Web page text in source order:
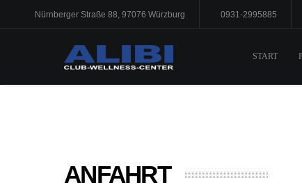
Nürnberger Straße 88, 97076 Würzburg 0931-2995885
START
ANFAHRT